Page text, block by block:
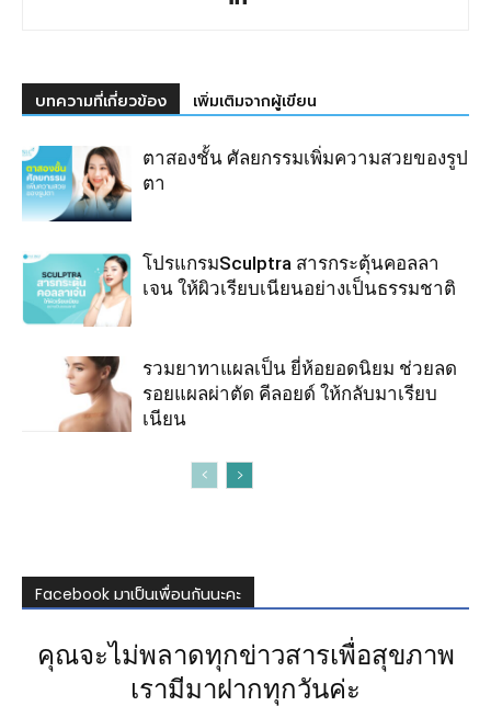
บทความที่เกี่ยวข้อง เพิ่มเติมจากผู้เขียน
ตาสองชั้น ศัลยกรรมเพิ่มความสวยของรูป
ตา
โปรแกรมSculptra สารกระตุ้นคอลลา
เจน ให้ผิวเรียบเนียนอย่างเป็นธรรมชาติ
รวมยาทาแผลเป็น ยี่ห้อยอดนิยม ช่วยลด
รอยแผลผ่าตัด คีลอยด์ ให้กลับมาเรียบ
เนียน
Facebook มาเป็นเพื่อนกันนะคะ
คุณจะไม่พลาดทุกข่าวสารเพื่อสุขภาพ
เรามีมาฝากทุกวันค่ะ